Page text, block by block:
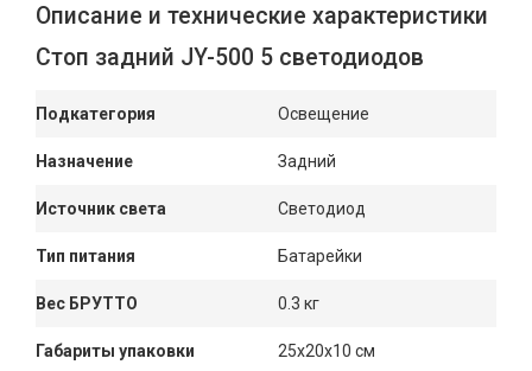
Описание и технические характеристики
Стоп задний JY-500 5 светодиодов
Подкатегория Освещение
Назначение Задний
Источник света Светодиод
Тип питания Батарейки
Вес БРУТТО 0.3 кг
Габариты упаковки 25x20x10 см